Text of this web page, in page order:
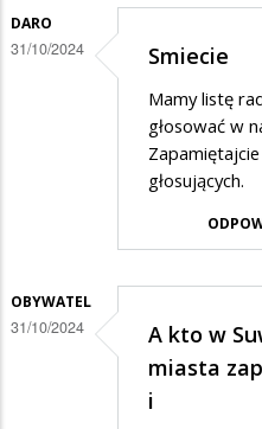
DARO
31/10/2024 Smiecie
Mamy listę
głosować w
głosujących.
OBYWATEL
31/10/2024
A kto w
miasta
i